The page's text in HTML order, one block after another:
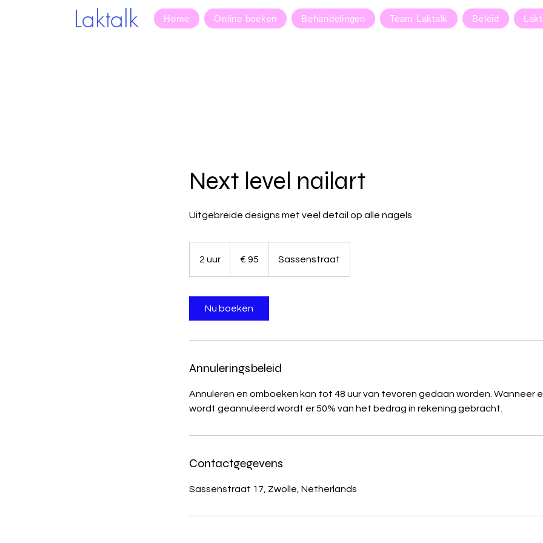
Laktalk Home Online boeken Behandelingen Team Laktalk Beleid
Next level nailart
Uitgebreide designs met veel detail op alle nagels
2 uur € 95 Sassenstraat
Nu boeken
Annuleringsbeleid
Annuleren en omboeken kan tot 48 uur van tevoren gedaan worden. Wanneer
wordt geannuleerd wordt er 50% van het bedrag in rekening gebracht.
Contactgegevens
Sassenstraat 17, Zwolle, Netherlands